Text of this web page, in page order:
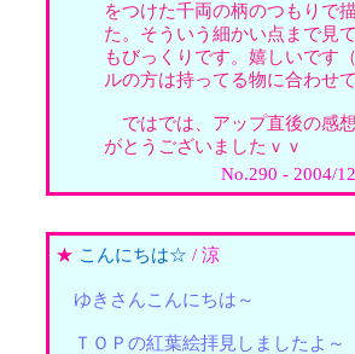
をつけた千両の柄のつもりで
た。そういう細かい点まで見
もびっくりです。嬉しいで
ルの方は持ってる物に合わせて
ではでは、アップ直後の感
がとうございましたｖｖ
No.290 - 2004/
★ こんにちは☆ / 涼
ゆきさんこんにちは～
ＴＯＰの紅葉絵拝見しましたよ～